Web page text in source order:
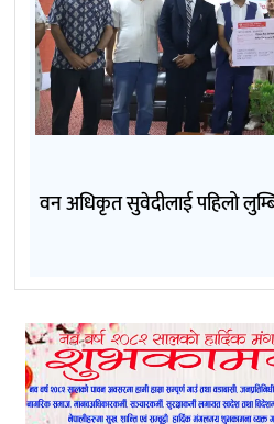
वन अधिकृत सुवेदीलाई पहिलो